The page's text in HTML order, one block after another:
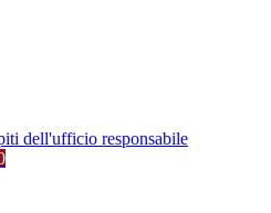
dell'ufficio responsabile